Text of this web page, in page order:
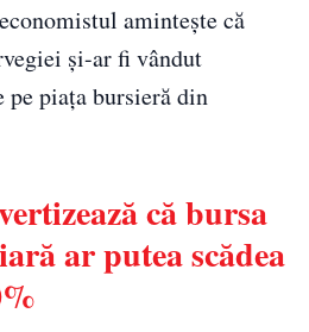
amintește că
și-ar fi vândut
piața bursieră din
că bursa
ar putea scădea